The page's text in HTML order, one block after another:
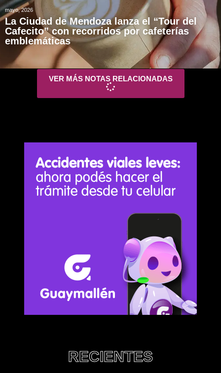
mayo, 2026
La Ciudad de Mendoza lanza el “Tour del
Cafecito” con recorridos por cafeterías
emblemáticas
VER MÁS NOTAS RELACIONADAS
RECIENTES